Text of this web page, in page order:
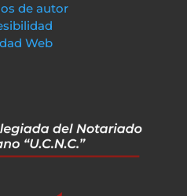
de autor
Web